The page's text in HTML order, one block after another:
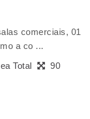
comerciais, 01
a co ...
Total
90